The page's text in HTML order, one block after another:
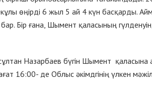
өңірді 6 жыл 5 ай 4 күн басқарды.
Бір ғана, Шымент қаласының
Назарбаев бүгін Шымент қаласына
16:00- де Облыс әкімдгінің үлкен